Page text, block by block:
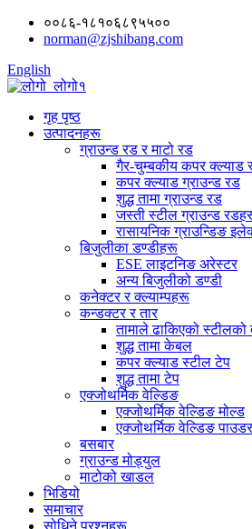
००८६-१८१०६८९५५००
norman@zjshibang.com
English
गृह पृष्ठ
उत्पादनहरू
ग्राउन्ड रड र माटो रड
गैर-चुम्बकीय कपर
कपर क्ल्याड ग्राउन्ड रड
शुद्ध तामा ग्राउन्ड रड
जस्ती स्टील ग्राउन्ड
रासायनिक ग्राउन्डिङ
बिजुलीका डण्डीहरू
ESE लाइटनिङ अरेस्टर
अन्य बिजुलीको डण्डी
कनेक्टर र क्ल्याम्पहरू
कन्डक्टर र तार
तामाले ढाकिएको स्टीलको
शुद्ध तामा केबल
कपर क्ल्याड स्टील टेप
शुद्ध तामा टेप
एक्जोथर्मिक वेल्डिङ
एक्जोथर्मिक वेल्डिङ मोल्ड
एक्जोथर्मिक वेल्डिङ पाउडर
बसबार
ग्राउन्ड मोड्युल
माटोको खाडल
भिडियो
समाचार
सोधिने प्रश्नहरू